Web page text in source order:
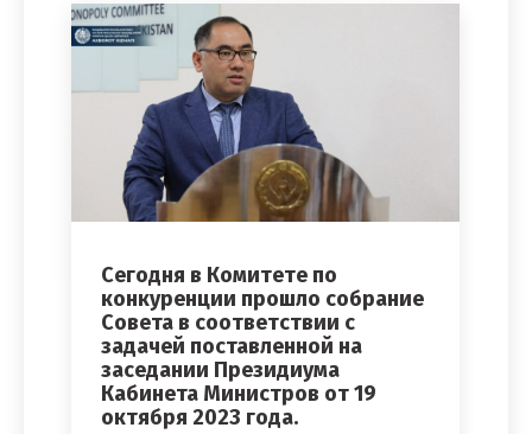
Сегодня в Комитете по
конкуренции прошло собрание
Совета в соответствии с
задачей поставленной на
заседании Президиума
Кабинета Министров от 19
октября 2023 года.